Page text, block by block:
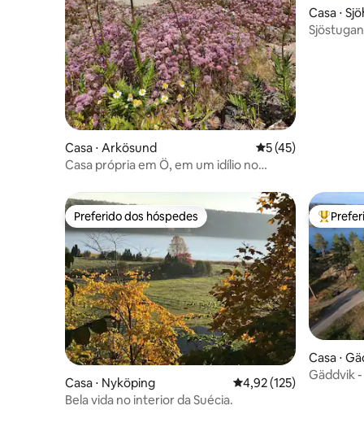
Casa ⋅ Arkösund 5 de uma avaliação
5 (45)
Casa própria em Ö, em um idílio no
Casa ⋅
Sjöstugan
Preferido dos hóspedes
Preferido dos hóspedes
Casa ⋅ Nyköping 4,92 de uma avaliação
4,92 (125)
Bela vida no interior da Suécia.
Entre
Casa ⋅
Gäddvik